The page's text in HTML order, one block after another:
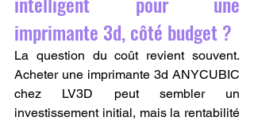
imprimante 3d, côté budget ?
La question du coût revient souvent.
Acheter une imprimante 3d ANYCUBIC
chez LV3D peut sembler un
investissement initial, mais la rentabilité